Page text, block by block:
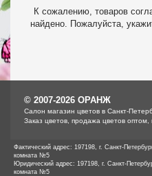
К сожалению, товаров
найдено. Пожалуйста,
© 2007-2026 ОРАНЖ
Cалон магазин цветов в Санкт-
Заказ цветов, продажа цветов оптом,
Фактический адрес: 197198, г. Санкт-
комната №5
Юридический адрес: 197198, г. Санкт-
комната №5